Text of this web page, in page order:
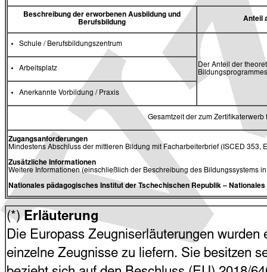
Beschreibung der erworbenen Ausbildung und
Berufsbildung
Anteil
Schule / Berufsbildungszentrum
Der Anteil der
Arbeitsplatz
Anerkannte Vorbildung / Praxis
Gesamtzeit der zum
Zugangsanforderungen
Mindestens Abschluss der mittleren Bildung mit Facharbeiterbrief (ISCED 353,
Zusätzliche Informationen
Weitere Informationen (einschließlich der Beschreibung des Bildungssystems
Nationales pädagogisches Institut der Tschechischen Republik–
(*)Erläuterung
Die Europass Zeugniserläuterungen
einzelne Zeugnisse zu liefern. Sie besitzen